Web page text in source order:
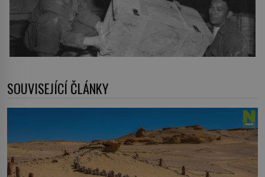
SOUVISEJÍCÍ ČLÁNKY